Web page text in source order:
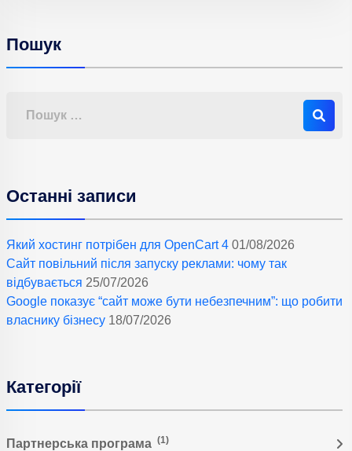
Пошук
Останні записи
Який хостинг потрібен для OpenCart 4 01/08/2026
Сайт повільний після запуску реклами: чому так
відбувається 25/07/2026
Google показує “сайт може бути небезпечним”: що робити
власнику бізнесу 18/07/2026
Категорії
Партнерська програма (1)